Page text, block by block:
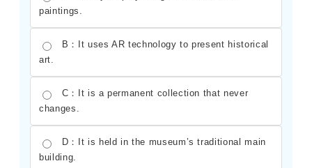
paintings.
B：It uses AR technology to present historical
art.
C：It is a permanent collection that never
changes.
D：It is held in the museum’s traditional main
building.